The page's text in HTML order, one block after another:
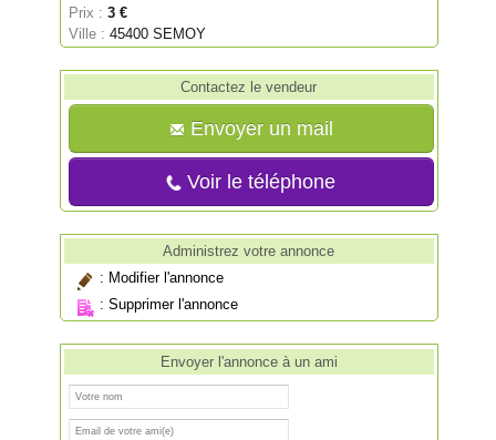
Prix : 3 €
Ville :45400 SEMOY
Contactez le vendeur
Envoyer un mail
Voir le téléphone
Administrez votre annonce
: Modifier l'annonce
:Supprimer l'annonce
Envoyer l'annonce à un ami